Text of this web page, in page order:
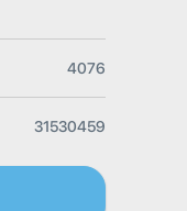
4076
31530459